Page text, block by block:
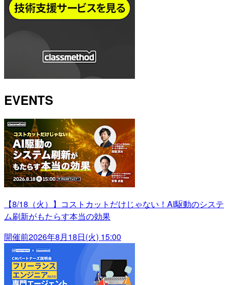
EVENTS
【8/18（火）】コストカットだけじゃない！AI駆動のシステ
ム刷新がもたらす本当の効果
開催前2026年8月18日(火) 15:00